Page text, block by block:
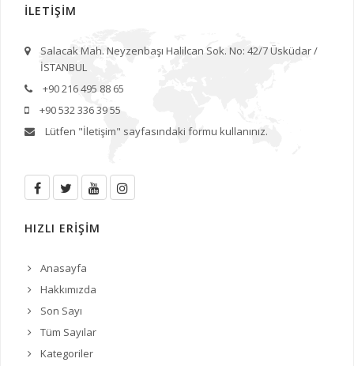
İLETİŞİM
Salacak Mah. Neyzenbaşı Halilcan Sok. No: 42/7 Üsküdar /
İSTANBUL
+90 216 495 88 65
+90 532 336 39 55
Lütfen "İletişim" sayfasındaki formu kullanınız.
HIZLI ERİŞİM
Anasayfa
Hakkımızda
Son Sayı
Tüm Sayılar
Kategoriler